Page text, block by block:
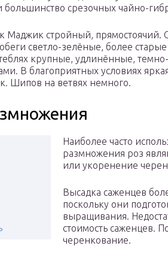
большинство срезочных чайно-
Маджик стройный,
светло-зелёные, более
крупные, удлинённые,
В благоприятных условиях
Шипов на ветвях немного.
Наиболее часто
размножения роз
или укоренение
Высадка саженцев
поскольку они
выращивания.
стоимость саженцев.
черенкование.